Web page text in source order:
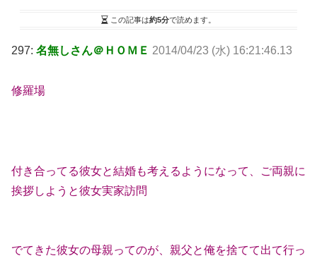
この記事は約5分で読めます。
297: 名無しさん＠ＨＯＭＥ 2014/04/23 (水) 16:21:46.13
修羅場
付き合ってる彼女と結婚も考えるようになって、ご両親に
挨拶しようと彼女実家訪問
でてきた彼女の母親ってのが、親父と俺を捨てて出て行っ